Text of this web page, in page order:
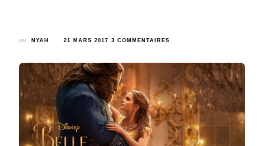
par NYAH 21 MARS 2017 3 COMMENTAIRES
DE
LA
BELLE
ET
LA
BÊTE